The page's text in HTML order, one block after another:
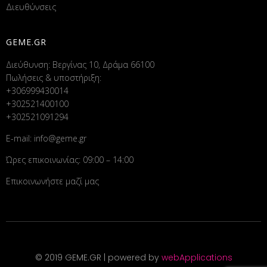
Διευθύνσεις
GEME.GR
Διεύθυνση: Βεργίνας 10, Δράμα 66100
Πωλήσεις & υποστήριξη:
+306999430014
+302521400100
+302521091294
E-mail: info@geme.gr
Ώρες επικοινωνίας: 09:00 – 14:00
Επικοινωνήστε μαζί μας
© 2019 GEME.GR | powered by webApplications